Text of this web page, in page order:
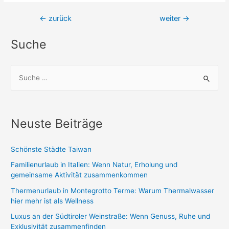
Beitragsnavigation
← zurück weiter →
Suche
e
n
a
c
h
Neuste Beiträge
Schönste Städte Taiwan
Familienurlaub in Italien: Wenn Natur, Erholung und
gemeinsame Aktivität zusammenkommen
Thermenurlaub in Montegrotto Terme: Warum Thermalwasser
hier mehr ist als Wellness
Luxus an der Südtiroler Weinstraße: Wenn Genuss, Ruhe und
Exklusivität zusammenfinden